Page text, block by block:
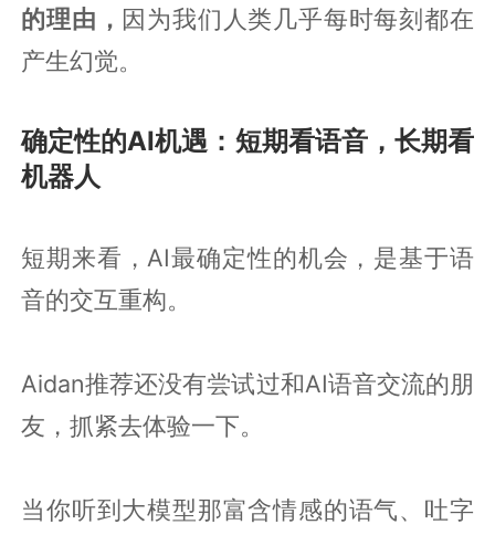
的理由， 因为我们人类几乎每时每刻都在
产生幻觉。
确定性的AI机遇：短期看语音，长期看
机器人
短期来看，AI最确定性的机会，是基于语
音的交互重构。
Aidan推荐还没有尝试过和AI语音交流的朋
友，抓紧去体验一下。
当你听到大模型那富含情感的语气、吐字